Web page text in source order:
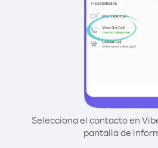
Selecciona el contacto en
pantalla de